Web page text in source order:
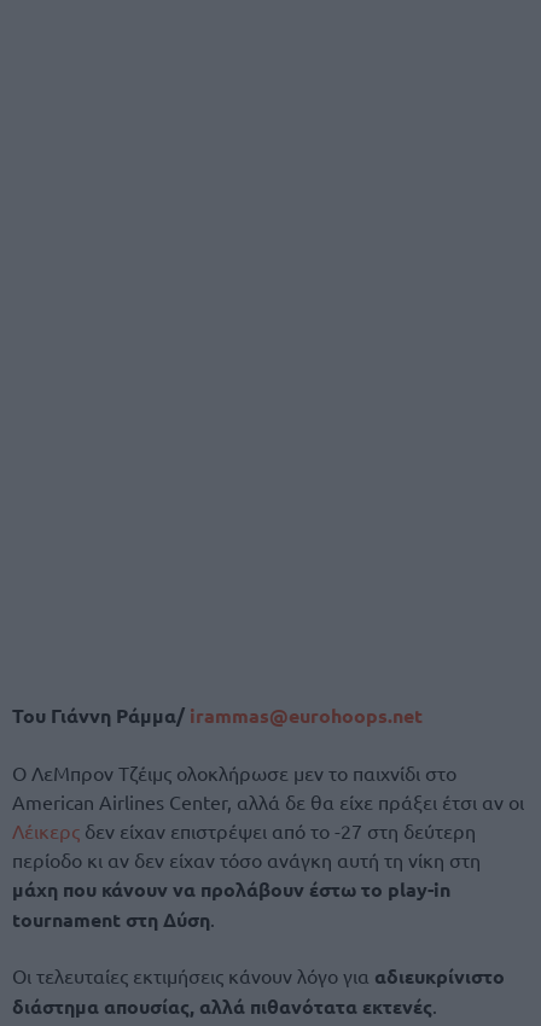
Του Γιάννη Ράμμα/ irammas@eurohoops.net
Ο ΛεΜπρον Τζέιμς ολοκλήρωσε μεν το παιχνίδι στο
American Airlines Center, αλλά δε θα είχε πράξει έτσι αν οι
Λέικερς δεν είχαν επιστρέψει από το -27 στη δεύτερη
περίοδο κι αν δεν είχαν τόσο ανάγκη αυτή τη νίκη στη
μάχη που κάνουν να προλάβουν έστω το play-in
tournament στη Δύση
Οι τελευταίες εκτιμήσεις κάνουν λόγο για αδιευκρίνιστο
διάστημα απουσίας, αλλά πιθανότατα εκτενές